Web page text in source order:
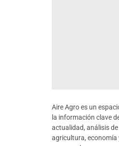
Aire Agro es un
la información clave
actualidad, análisis
agricultura, economía